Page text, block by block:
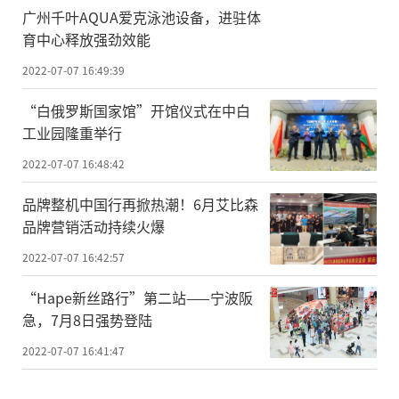
广州千叶AQUA爱克泳池设备，进驻体
育中心释放强劲效能
2022-07-07 16:49:39
“白俄罗斯国家馆”开馆仪式在中白
工业园隆重举行
2022-07-07 16:48:42
品牌整机中国行再掀热潮！6月艾比森
品牌营销活动持续火爆
2022-07-07 16:42:57
“Hape新丝路行”第二站——宁波阪
急，7月8日强势登陆
2022-07-07 16:41:47